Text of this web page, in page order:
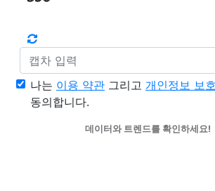
나는 이용 약관 그리고 개인정보 보
동의합니다.
데이터와 트렌드를 확인하세요!